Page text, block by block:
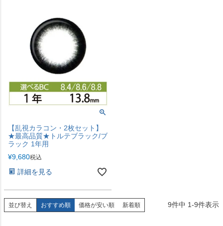
【乱視カラコン・2枚セット】
★最高品質★トルテブラック/ブ
ラック 1年用
¥9,680税込
詳細を見る
並び替え おすすめ順 価格が安い順 新着順 9件中 1-9件表示